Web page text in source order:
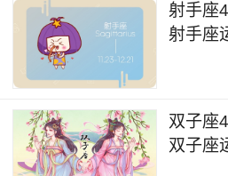
6月17日，金星进入巨蟹
个人工作事业领域会带来一
周的时间里在工作的过程中
一些，在这段时间里比较适
导一同聚餐聚会，会有助于
射手座
射手座
双子座
双子座